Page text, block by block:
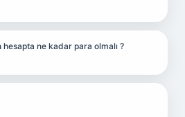
ne kadar para olmalı ?